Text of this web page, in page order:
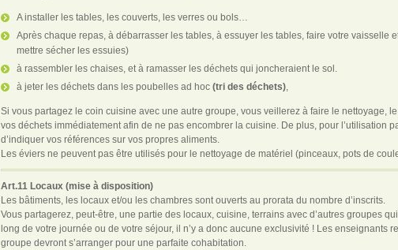
A installer les tables, les couverts, les verres ou bols…
Après chaque repas, à débarrasser les tables, à essuyer les tables, faire votre vaisselle
mettre sécher les essuies)
à rassembler les chaises, et à ramasser les déchets qui joncheraient le sol.
à jeter les déchets dans les poubelles ad hoc (tri des déchets),
Si vous partagez le coin cuisine avec une autre groupe, vous veillerez à faire le nettoyage,
vos déchets immédiatement afin de ne pas encombrer la cuisine. De plus, pour l’utilisation
d’indiquer vos références sur vos propres aliments.
Les éviers ne peuvent pas être utilisés pour le nettoyage de matériel (pinceaux, pots de
Art.11 Locaux (mise à disposition)
Les bâtiments, les locaux et/ou les chambres sont ouverts au prorata du nombre d’inscrits.
Vous partagerez, peut-être, une partie des locaux, cuisine, terrains avec d’autres groupes
long de votre journée ou de votre séjour, il n’y a donc aucune exclusivité ! Les enseignants
groupe devront s’arranger pour une parfaite cohabitation.